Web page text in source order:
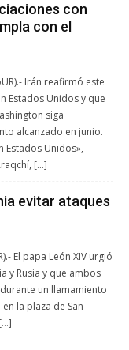
con
con el
Irán reafirmó este
Estados Unidos y que
siga
alcanzado en junio.
Estados Unidos»,
[…]
evitar ataques
El papa León XIV urgió
y Rusia y que ambos
un llamamiento
la plaza de San